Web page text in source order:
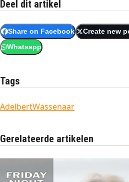
Deel dit artikel
Share on Facebook Create new
Whatsapp
Tags
AdelbertWassenaar
Gerelateerde artikelen